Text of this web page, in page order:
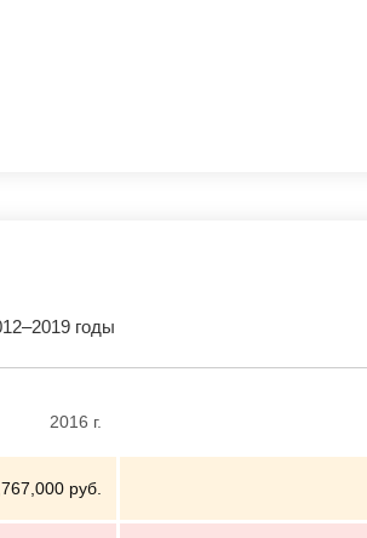
годы
2016 г.
руб.